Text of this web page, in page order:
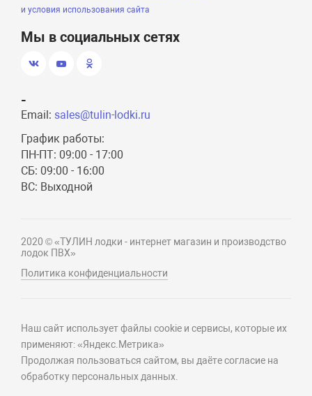
и условия использования сайта
Мы в социальных сетях
-
Email: sales@tulin-lodki.ru
График работы:
ПН-ПТ: 09:00 - 17:00
СБ: 09:00 - 16:00
ВС: Выходной
2020 © «ТУЛИН лодки - интернет магазин и производство
лодок ПВХ»
Политика конфиденциальности
Наш сайт использует файлы cookie и сервисы, которые их
применяют: «Яндекс.Метрика»
Продолжая пользоваться сайтом, вы даёте согласие на
обработку персональных данных.